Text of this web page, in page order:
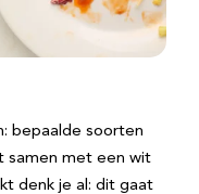
bepaalde soorten
samen met een wit
denk je al: dit gaat